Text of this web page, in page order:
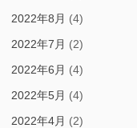
2022年8月 (4)
2022年7月 (2)
2022年6月 (4)
2022年5月 (4)
2022年4月 (2)